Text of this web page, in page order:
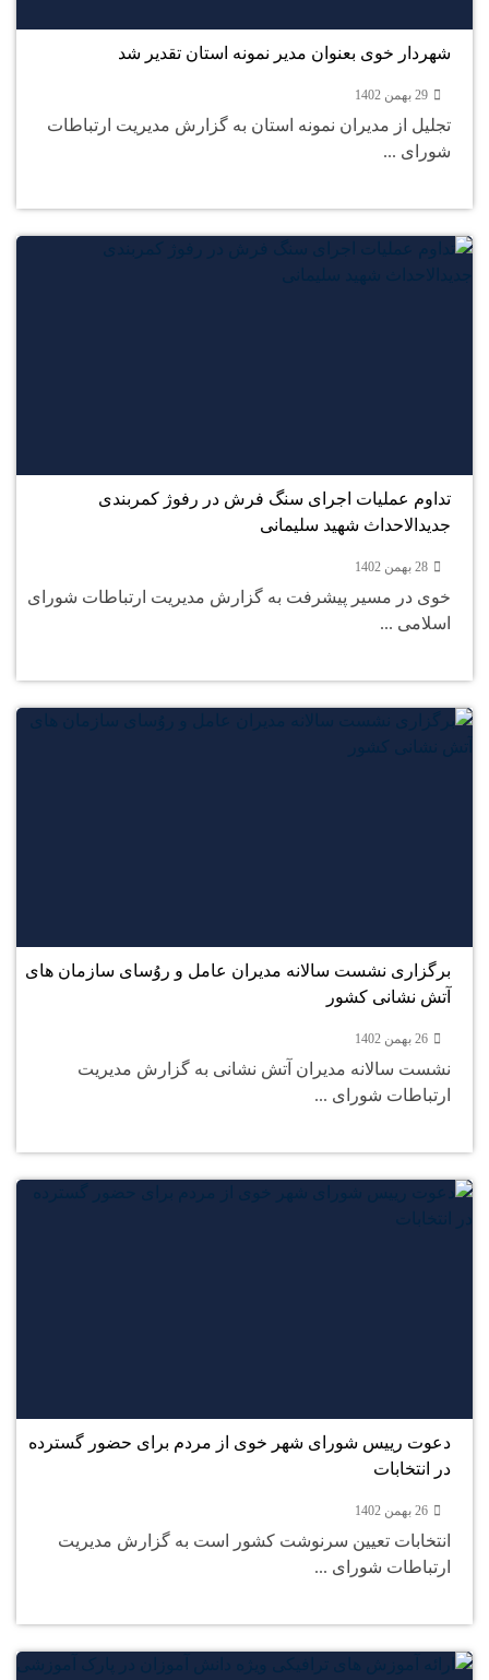
شهردار خوی بعنوان مدیر نمونه استان تقدیر شد
29 بهمن 1402
تجلیل از مدیران نمونه استان به گزارش مدیریت ارتباطات
شورای ...
تداوم عملیات اجرای سنگ فرش در رفوژ کمربندی
جدیدالاحداث شهید سلیمانی
28 بهمن 1402
خوی در مسیر پیشرفت به گزارش مدیریت ارتباطات شورای
اسلامی ...
برگزاری نشست سالانه مدیران عامل و روُسای سازمان های
آتش نشانی کشور
26 بهمن 1402
نشست سالانه مدیران آتش نشانی به گزارش مدیریت
ارتباطات شورای ...
دعوت رییس شورای شهر خوی از مردم برای حضور گسترده
در انتخابات
26 بهمن 1402
انتخابات تعیین سرنوشت کشور است به گزارش مدیریت
ارتباطات شورای ...